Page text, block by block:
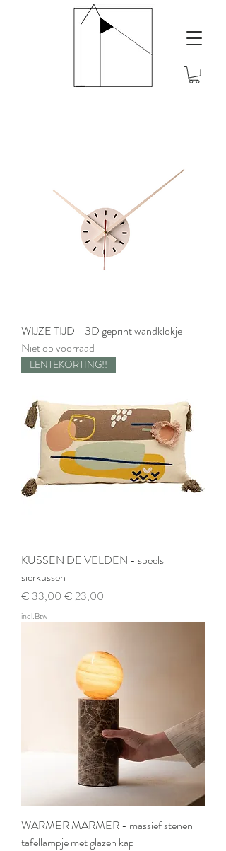
WIJZE TIJD - 3D geprint wandklokje
Niet op voorraad
LENTEKORTING!!
KUSSEN DE VELDEN - speels
sierkussen
Normale prijs
€ 33,00Verkoopprijs
€ 23,00
incl.Btw
WARMER MARMER - massief stenen
tafellampje met glazen kap